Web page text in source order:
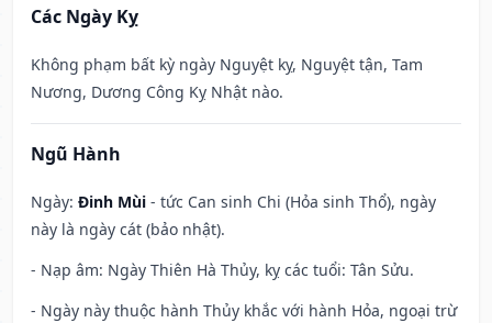
Các Ngày Kỵ
Không phạm bất kỳ ngày Nguyệt kỵ, Nguyệt tận, Tam
Nương, Dương Công Kỵ Nhật nào.
Ngũ Hành
Ngày: Đinh Mùi - tức Can sinh Chi (Hỏa sinh Thổ), ngày
này là ngày cát (bảo nhật).
- Nạp âm: Ngày Thiên Hà Thủy, kỵ các tuổi: Tân Sửu.
- Ngày này thuộc hành Thủy khắc với hành Hỏa, ngoại trừ